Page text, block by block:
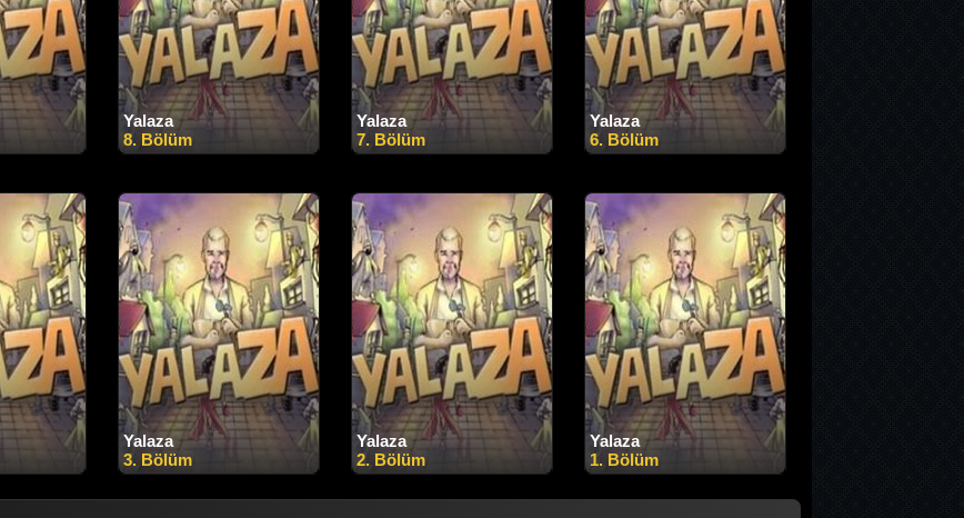
Yalaza
8. Bölüm
Yalaza
7. Bölüm
Yalaza
6. Bölüm
Yalaza
3. Bölüm
Yalaza
2. Bölüm
Yalaza
1. Bölüm